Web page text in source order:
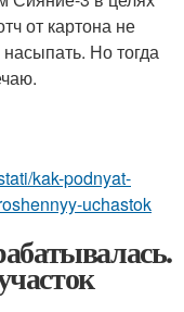
от картона не
Но тогда
kak-podnyat-
uchastok